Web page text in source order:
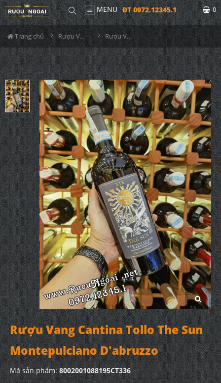
MENU ĐT 0972.12345.1 0
Trang chủ Rượu Vang Rượu Vang Cantina Tollo The Sun Montepulciano D'abruzzo
Rượu Vang Cantina Tollo The Sun
Montepulciano D'abruzzo
Mã sản phẩm:8002001088195CT336